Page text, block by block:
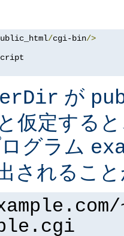
/cgi-bin/>
が
仮定する
グラム
されるこ